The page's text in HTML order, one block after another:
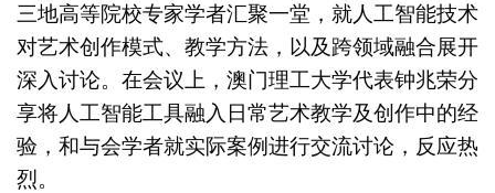
三地高等院校专家学者汇聚一堂，就人工智能技术
对艺术创作模式、教学方法，以及跨领域融合展开
深入讨论。在会议上，澳门理工大学代表钟兆荣分
享将人工智能工具融入日常艺术教学及创作中的经
验，和与会学者就实际案例进行交流讨论，反应热
烈。